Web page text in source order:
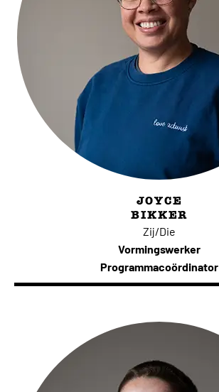
JOYCE
BIKKER
Zij/Die
Vormingswerker
Programmacoördinator